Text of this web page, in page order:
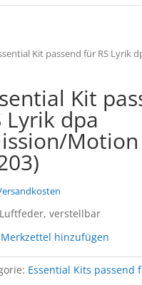
Kit passend für RS Lyrik
Kit
Lyrik dpa
verstellbar
hinzufügen
Essential Kits passend